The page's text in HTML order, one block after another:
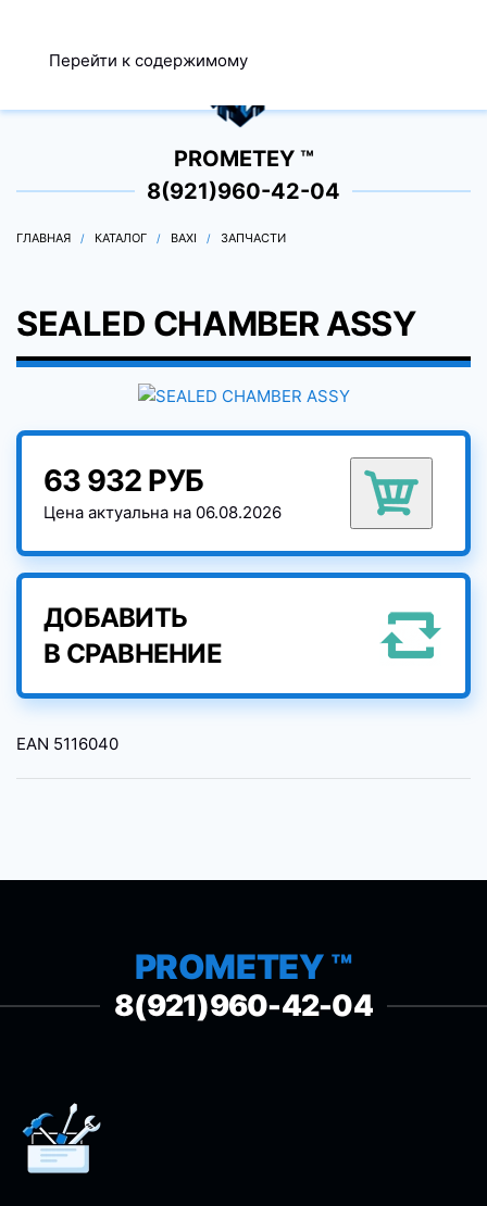
Перейти к содержимому
0
PROMETEY ™
8(921)960-42-04
ГЛАВНАЯ КАТАЛОГ BAXI ЗАПЧАСТИ
SEALED CHAMBER ASSY
63 932 РУБ
Цена актуальна на 06.08.2026
ДОБАВИТЬ
В СРАВНЕНИЕ
EAN 5116040
PROMETEY ™
8(921)960-42-04